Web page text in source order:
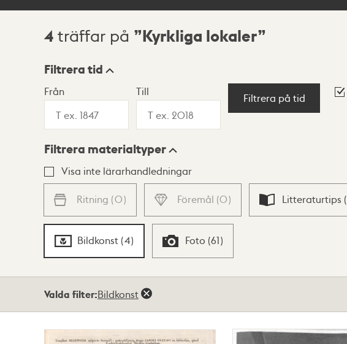
Sökresultat
4 träffar på Kyrkliga lokaler
Visningsläge
Lista Karta
Filtrera tid
Från Till
Filtrera på tid
Filtrera materialtyper
Visa inte lärarhandledningar
Ritning (0) Föremål (0) Litteraturtips (
Bildkonst (4) Foto (61)
Valda filter:Bildkonst